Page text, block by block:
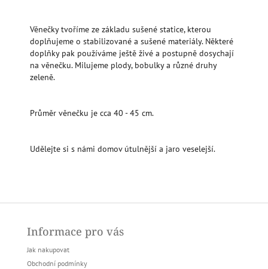
Věnečky tvoříme ze základu sušené statice, kterou
doplňujeme o stabilizované a sušené materiály. Některé
doplňky pak používáme ještě živé a postupně dosychají
na věnečku. Milujeme plody, bobulky a různé druhy
zeleně.
Průměr věnečku je cca 40 - 45 cm.
Udělejte si s námi domov útulnější a jaro veselejší.
Informace pro vás
Jak nakupovat
Obchodní podmínky